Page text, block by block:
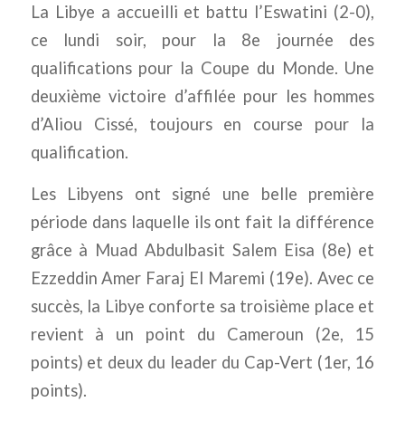
La Libye a accueilli et battu l’Eswatini (2-0),
ce lundi soir, pour la 8e journée des
qualifications pour la Coupe du Monde. Une
deuxième victoire d’affilée pour les hommes
d’Aliou Cissé, toujours en course pour la
qualification.
Les Libyens ont signé une belle première
période dans laquelle ils ont fait la différence
grâce à Muad Abdulbasit Salem Eisa (8e) et
Ezzeddin Amer Faraj El Maremi (19e). Avec ce
succès, la Libye conforte sa troisième place et
revient à un point du Cameroun (2e, 15
points) et deux du leader du Cap-Vert (1er, 16
points).